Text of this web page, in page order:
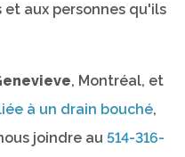
aux personnes qu'ils
, Montréal, et
à un drain bouché,
joindre au 514-316-